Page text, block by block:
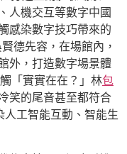
人機交互等數字中國
感染數字技巧帶來的
德先容，在場館內，
外，打造數字場景體
「實實在在？」林包
笑的尾音甚至都符合
人工智能互動、智能生